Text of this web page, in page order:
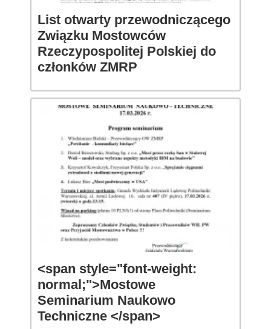
List otwarty przewodniczącego
Związku Mostowców
Rzeczypospolitej Polskiej do
członków ZMRP
<span style="font-weight:
normal;">Mostowe
Seminarium Naukowo
Techniczne </span>